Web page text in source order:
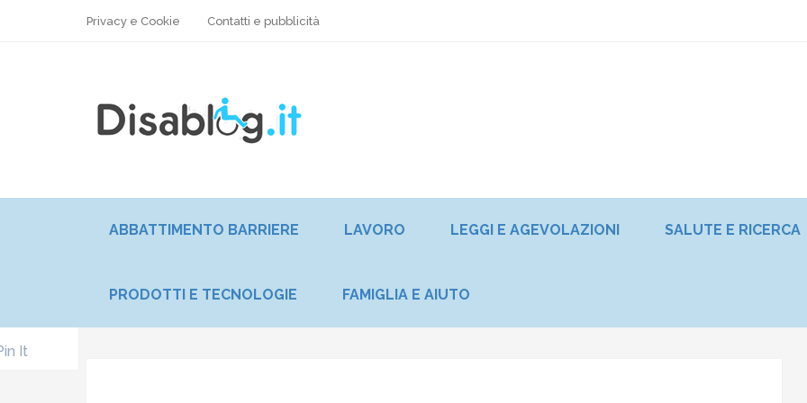
Privacy e Cookie Contatti e pubblicità
ABBATTIMENTO BARRIERE LAVORO LEGGI E AGEVOLAZIONI SALUTE E RICERCA
PRODOTTI E TECNOLOGIE FAMIGLIA E AIUTO
It